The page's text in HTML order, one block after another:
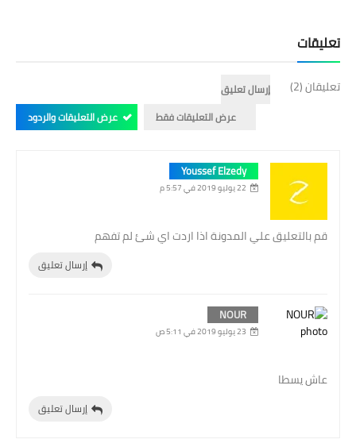
تعليقات
تعليقان (2)
إرسال تعليق
عرض التعليقات فقط
عرض التعليقات والردود
Youssef Elzedy
22 يوليو 2019 في 5:57 م
قم بالتعليق علي المدونة اذا اردت اي شئ لم تفهم
إرسال تعليق
NOUR
23 يوليو 2019 في 5:11 ص
عاش يسطا
إرسال تعليق